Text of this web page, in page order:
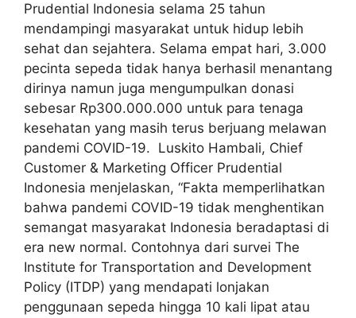
Prudential Indonesia selama 25 tahun
mendampingi masyarakat untuk hidup lebih
sehat dan sejahtera. Selama empat hari, 3.000
pecinta sepeda tidak hanya berhasil menantang
dirinya namun juga mengumpulkan donasi
sebesar Rp300.000.000 untuk para tenaga
kesehatan yang masih terus berjuang melawan
pandemi COVID-19. Luskito Hambali, Chief
Customer & Marketing Officer Prudential
Indonesia menjelaskan, “Fakta memperlihatkan
bahwa pandemi COVID-19 tidak menghentikan
semangat masyarakat Indonesia beradaptasi di
era new normal. Contohnya dari survei The
Institute for Transportation and Development
Policy (ITDP) yang mendapati lonjakan
penggunaan sepeda hingga 10 kali lipat atau